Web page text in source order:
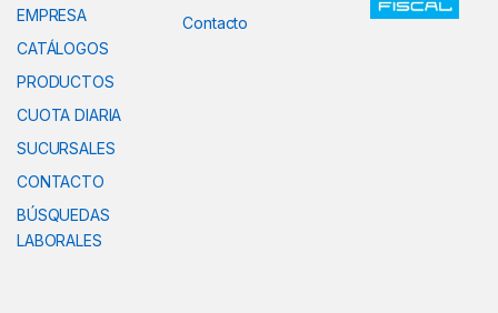
EMPRESA
CATÁLOGOS
PRODUCTOS
CUOTA DIARIA
SUCURSALES
CONTACTO
BÚSQUEDAS
LABORALES
Contacto